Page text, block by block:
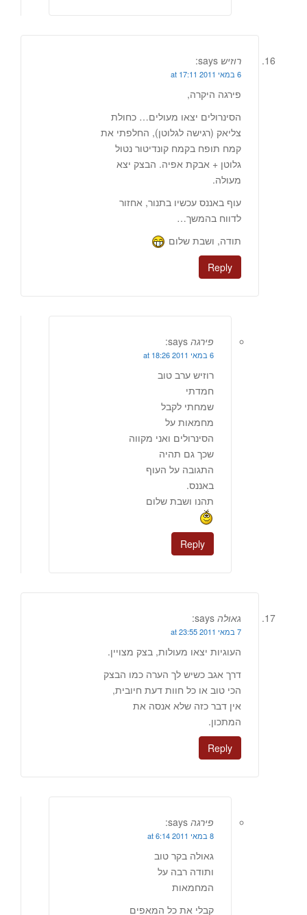
רוזיש says:
6 במאי 2011 at 17:11
פירגה היקרה,
הסינרולים יצאו מעולים… כחולת
צליאק (רגישה לגלוטן), החלפתי את
קמח תופח בקמח קונדיטור נטול
גלוטן + אבקת אפיה. הבצק יצא
מעולה.
עוף באננס עכשיו בתנור, אחזור
לדווח בהמשך…
תודה, ושבת שלום
Reply
פירגה says:
6 במאי 2011 at 18:26
רוזיש ערב טוב
חמדתי
שמחתי לקבל
מחמאות על
הסינרולים ואני מקווה
שכך גם תהיה
התגובה על העוף
באננס.
תהנו ושבת שלום
Reply
גאולה says:
7 במאי 2011 at 23:55
העוגיות יצאו מעולות, בצק מצויין.
דרך אגב כשיש לך הערה כמו הבצק
הכי טוב או כל חוות דעת חיובית,
אין דבר כזה שלא אנסה את
המתכון.
Reply
פירגה says:
8 במאי 2011 at 6:14
גאולה בקר טוב
ותודה רבה על
המחמאות
קבלי את כל המאפים